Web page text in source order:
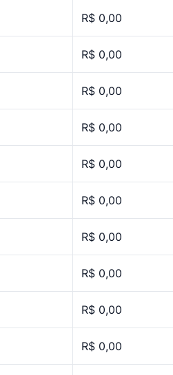
R$ 0,00
R$ 0,00
R$ 0,00
R$ 0,00
R$ 0,00
R$ 0,00
R$ 0,00
R$ 0,00
R$ 0,00
R$ 0,00